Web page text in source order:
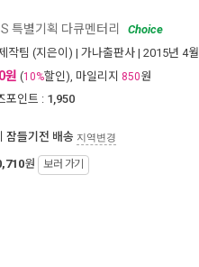
특별기획 다큐멘터리
Choice
작팀 (지은이) | 가나출판사 | 2015년 4월
원 (10%할인), 마일리지 850원
포인트 : 1,950
잠들기전 배송 지역변경
원 보러 가기